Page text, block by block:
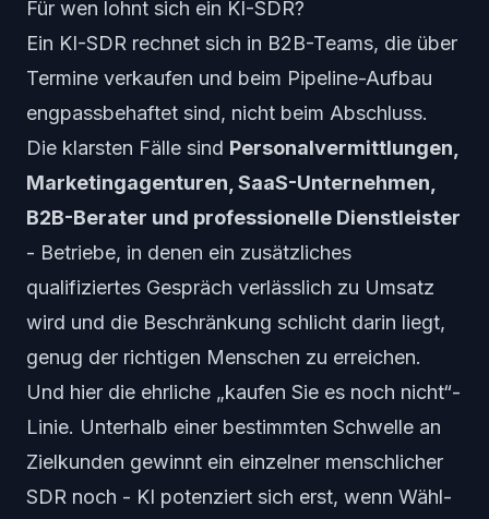
Für wen lohnt sich ein KI-SDR?
Ein KI-SDR rechnet sich in B2B-Teams, die über
Termine verkaufen und beim Pipeline-Aufbau
engpassbehaftet sind, nicht beim Abschluss.
Die klarsten Fälle sind Personalvermittlungen,
Marketingagenturen, SaaS-Unternehmen,
B2B-Berater und professionelle Dienstleister
- Betriebe, in denen ein zusätzliches
qualifiziertes Gespräch verlässlich zu Umsatz
wird und die Beschränkung schlicht darin liegt,
genug der richtigen Menschen zu erreichen.
Und hier die ehrliche „kaufen Sie es noch nicht“-
Linie. Unterhalb einer bestimmten Schwelle an
Zielkunden gewinnt ein einzelner menschlicher
SDR noch - KI potenziert sich erst, wenn Wähl-